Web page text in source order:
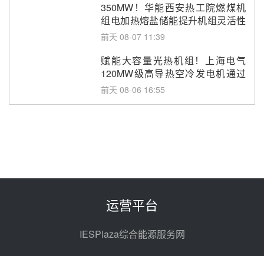
350MW！华能西安热工院燃煤机
组电加热熔盐储能提升机组灵活性
改造项目初步设计第三方评审服务
前天 08-07 11:39
赋能大容量光热机组！上海电气
120MW级高导热空冷发电机通过
型式试验
前天 08-06 16:55
100MW光工程性能试验采购
光热示范电站二列蒸汽发生器设备
运营平台
IESPlaza综合能源服务网